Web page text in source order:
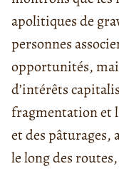
apolitiques de
personnes
opportunités,
d’intérêts
fragmentation et
et des pâturages,
le long des routes,